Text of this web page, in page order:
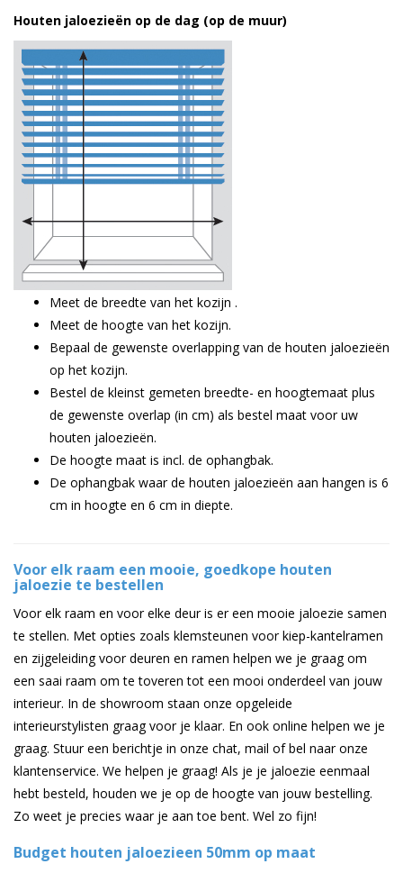
Houten jaloezieën op de dag (op de muur)
Meet de breedte van het kozijn .
Meet de hoogte van het kozijn.
Bepaal de gewenste overlapping van de houten jaloezieën
op het kozijn.
Bestel de kleinst gemeten breedte- en hoogtemaat plus
de gewenste overlap (in cm) als bestel maat voor uw
houten jaloezieën.
De hoogte maat is incl. de ophangbak.
De ophangbak waar de houten jaloezieën aan hangen is 6
cm in hoogte en 6 cm in diepte.
Voor elk raam een mooie, goedkope houten
jaloezie te bestellen
Voor elk raam en voor elke deur is er een mooie jaloezie samen
te stellen. Met opties zoals klemsteunen voor kiep-kantelramen
en zijgeleiding voor deuren en ramen helpen we je graag om
een saai raam om te toveren tot een mooi onderdeel van jouw
interieur. In de showroom staan onze opgeleide
interieurstylisten graag voor je klaar. En ook online helpen we je
graag. Stuur een berichtje in onze chat, mail of bel naar onze
klantenservice. We helpen je graag! Als je je jaloezie eenmaal
hebt besteld, houden we je op de hoogte van jouw bestelling.
Zo weet je precies waar je aan toe bent. Wel zo fijn!
Budget houten jaloezieen 50mm op maat